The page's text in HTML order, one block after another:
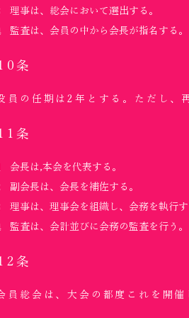
理事は、総会において選出する。
監査は、会員の中から会長が指名する。
条
員の任期は2年とする。ただし、
条
会長は,本会を代表する。
副会長は、会長を補佐する。
理事は、理事会を組織し、会務を執行す
監査は、会計並びに会務の監査を行う。
条
員総会は、大会の都度これを開